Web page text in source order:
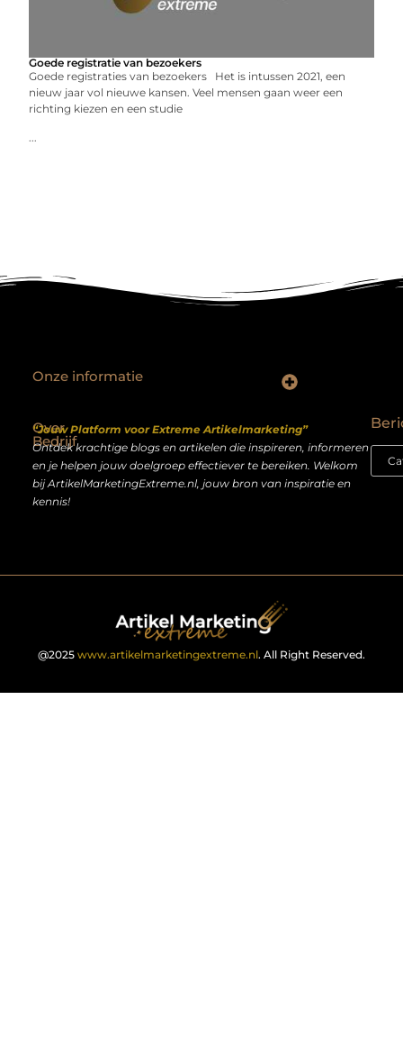
Goede registratie van bezoekers
Goede registraties van bezoekers Het is intussen 2021, een
nieuw jaar vol nieuwe kansen. Veel mensen gaan weer een
richting kiezen en een studie
...
Over
Bedrijf
“Jouw Platform voor Extreme Artikelmarketing”
Ontdek krachtige blogs en artikelen die inspireren, informeren
en je helpen jouw doelgroep effectiever te bereiken. Welkom
bij ArtikelMarketingExtreme.nl, jouw bron van inspiratie en
kennis!
Onze informatie
@2025 www.artikelmarketingextreme.nl. All Right Reserved.